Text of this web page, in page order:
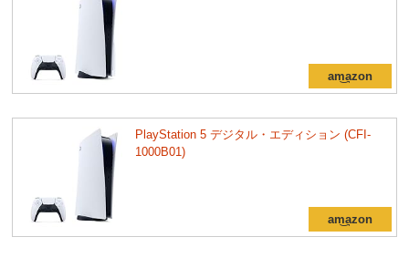
PlayStation 5 デジタル・エディション (CFI-
1000B01)